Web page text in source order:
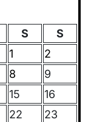
S
S
1
2
8
9
15
16
22
23